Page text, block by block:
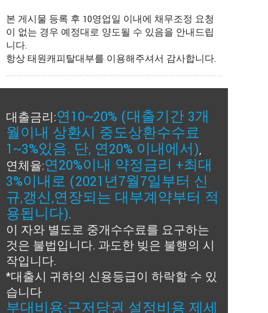
본 게시물 등록 후 10영업일 이내에 채무조정 요청
이 없는 경우 예정대로 양도될 수 있음을 안내드립
니다.
항상 태원캐피탈대부를 이용해주셔서 감사합니다.
대출금리:연10~20% (대출기간 3개
월이내 상환시 중도상환수수료
1~3%있음. 단, 연20% 이내에서),
연체율:연20%이내 약정금리 +최대
3%이내로 (2021년7월7일부터 신
규,갱신,연장되는 대부계약부터 적
용됩니다).
이 자와 별도로 중개수수료를 요구하는
것은 불법입니다. 과도한 빚은 불행의 시
작입니다.
*대출시 귀하의 신용등급이 하락할 수 있
습니다
부대비용:근저당권 설정비용 제세